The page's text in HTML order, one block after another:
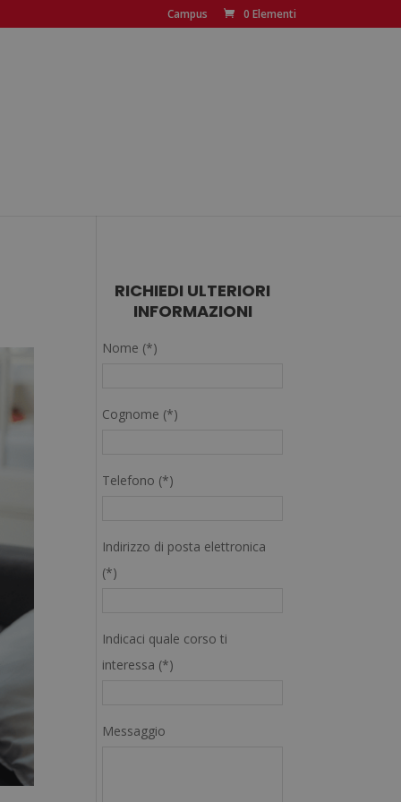
Campus 0 Elementi
RICHIEDI ULTERIORI
INFORMAZIONI
Nome (*)
Cognome (*)
Telefono (*)
Indirizzo di posta elettronica
(*)
Indicaci quale corso ti
interessa (*)
Messaggio